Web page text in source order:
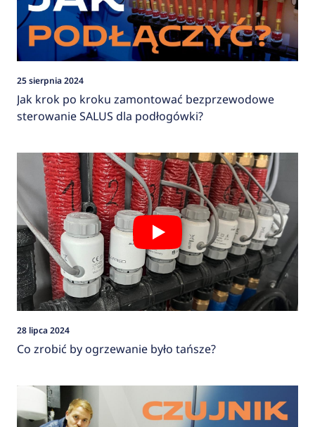
25 sierpnia 2024
Jak krok po kroku zamontować bezprzewodowe
sterowanie SALUS dla podłogówki?
28 lipca 2024
Co zrobić by ogrzewanie było tańsze?